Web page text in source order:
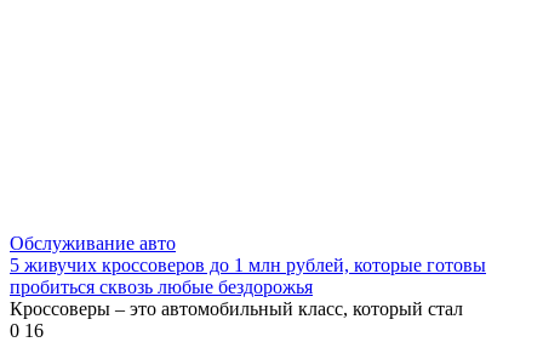
Обслуживание авто
5 живучих кроссоверов до 1 млн рублей, которые готовы
пробиться сквозь любые бездорожья
Кроссоверы – это автомобильный класс, который стал
0 16